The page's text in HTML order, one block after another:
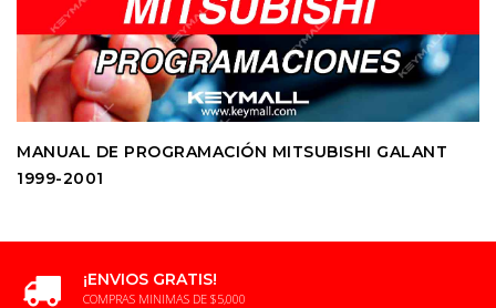
MANUAL DE PROGRAMACIÓN MITSUBISHI GALANT
1999-2001
¡ENVIOS GRATIS!
COMPRAS MINIMAS DE $5,000